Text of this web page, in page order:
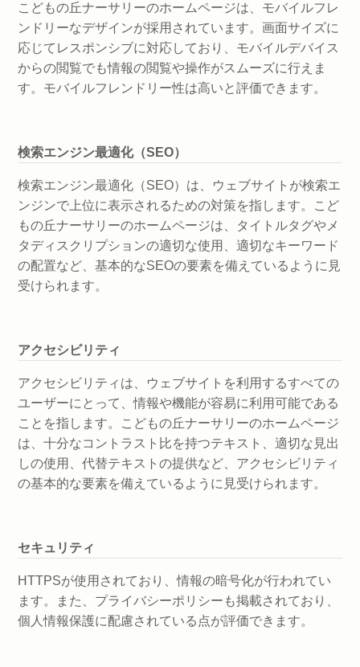
こどもの丘ナーサリーのホームページは、モバイルフレ
ンドリーなデザインが採用されています。画面サイズに
応じてレスポンシブに対応しており、モバイルデバイス
からの閲覧でも情報の閲覧や操作がスムーズに行えま
す。モバイルフレンドリー性は高いと評価できます。
検索エンジン最適化（SEO）
検索エンジン最適化（SEO）は、ウェブサイトが検索エ
ンジンで上位に表示されるための対策を指します。こど
もの丘ナーサリーのホームページは、タイトルタグやメ
タディスクリプションの適切な使用、適切なキーワード
の配置など、基本的なSEOの要素を備えているように見
受けられます。
アクセシビリティ
アクセシビリティは、ウェブサイトを利用するすべての
ユーザーにとって、情報や機能が容易に利用可能である
ことを指します。こどもの丘ナーサリーのホームページ
は、十分なコントラスト比を持つテキスト、適切な見出
しの使用、代替テキストの提供など、アクセシビリティ
の基本的な要素を備えているように見受けられます。
セキュリティ
HTTPSが使用されており、情報の暗号化が行われてい
ます。また、プライバシーポリシーも掲載されており、
個人情報保護に配慮されている点が評価できます。